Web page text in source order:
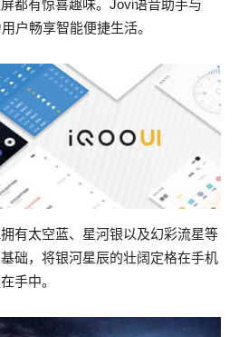
都有惊喜趣味。Jovi语音助手与
户畅享智能便捷生活。
有太空蓝、星河银以及幻彩流星等
础，将银河星辰的壮阔定格在手机
手中。